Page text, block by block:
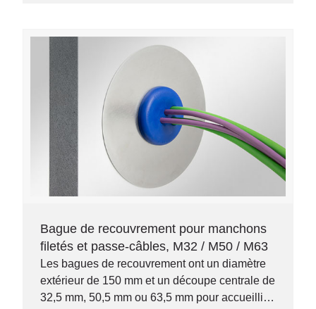
Bague de recouvrement pour manchons
filetés et passe-câbles, M32 / M50 / M63
Les bagues de recouvrement ont un diamètre
extérieur de 150 mm et un découpe centrale de
32,5 mm, 50,5 mm ou 63,5 mm pour accueillir